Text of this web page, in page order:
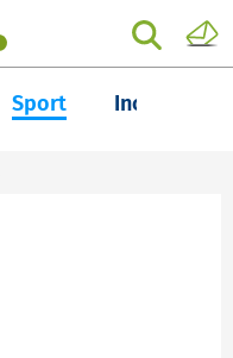
Sport Inchieste